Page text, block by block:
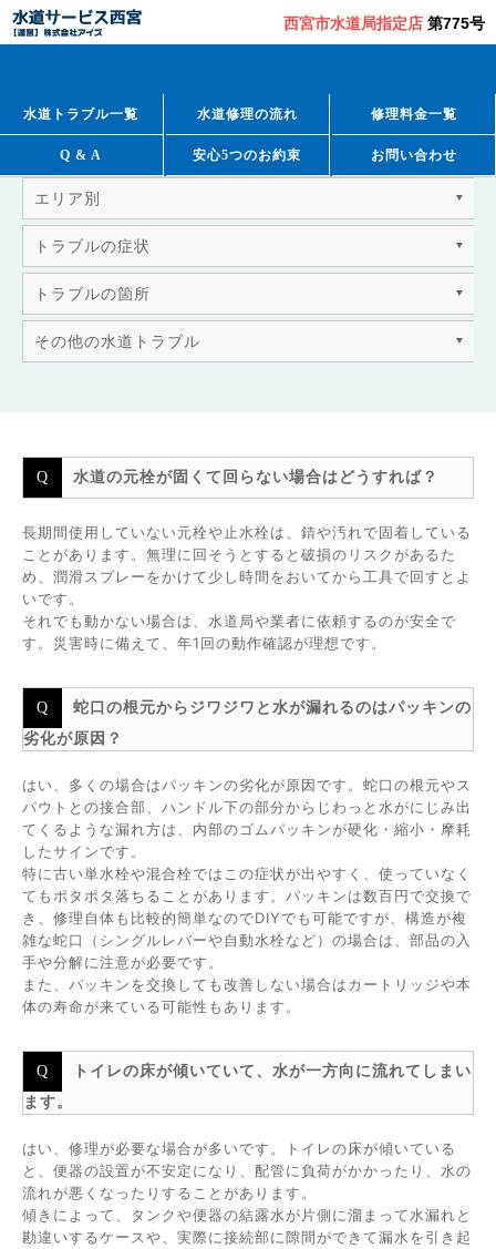
西宮市水道局指定店 第775号
水道トラブル一覧 水道修理の流れ 修理料金一覧
Q & A 安心5つのお約束 お問い合わせ
エリア別
トラブルの症状
トラブルの箇所
その他の水道トラブル
水道の元栓が固くて回らない場合はどうすれば？
長期間使用していない元栓や止水栓は、錆や汚れで固着している
ことがあります。無理に回そうとすると破損のリスクがあるた
め、潤滑スプレーをかけて少し時間をおいてから工具で回すとよ
いです。
それでも動かない場合は、水道局や業者に依頼するのが安全で
す。災害時に備えて、年1回の動作確認が理想です。
蛇口の根元からジワジワと水が漏れるのはパッキンの
劣化が原因？
はい、多くの場合はパッキンの劣化が原因です。蛇口の根元やス
パウトとの接合部、ハンドル下の部分からじわっと水がにじみ出
てくるような漏れ方は、内部のゴムパッキンが硬化・縮小・摩耗
したサインです。
特に古い単水栓や混合栓ではこの症状が出やすく、使っていなく
てもポタポタ落ちることがあります。パッキンは数百円で交換で
き、修理自体も比較的簡単なのでDIYでも可能ですが、構造が複
雑な蛇口（シングルレバーや自動水栓など）の場合は、部品の入
手や分解に注意が必要です。
また、パッキンを交換しても改善しない場合はカートリッジや本
体の寿命が来ている可能性もあります。
トイレの床が傾いていて、水が一方向に流れてしまい
ます。
はい、修理が必要な場合が多いです。トイレの床が傾いている
と、便器の設置が不安定になり、配管に負荷がかかったり、水の
流れが悪くなったりすることがあります。
傾きによって、タンクや便器の結露水が片側に溜まって水漏れと
勘違いするケースや、実際に接続部に隙間ができて漏水を引き起